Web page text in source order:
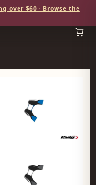
over $60 · Browse the